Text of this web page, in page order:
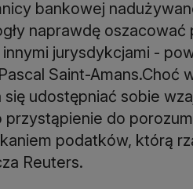
bankowej
naprawdę
jurysdykcjami -
Saint-Amans.Choć
się udostępniać sobie
do
podatków, którą
Reuters.